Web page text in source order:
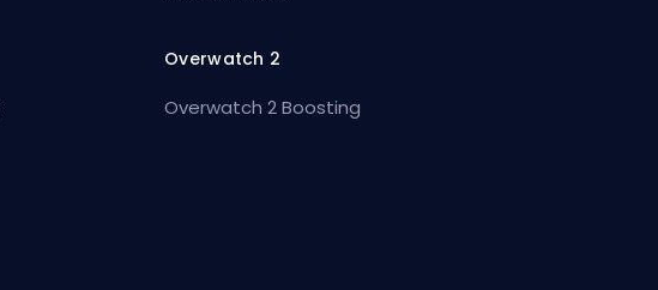
Overwatch 2
Overwatch 2 Boosting